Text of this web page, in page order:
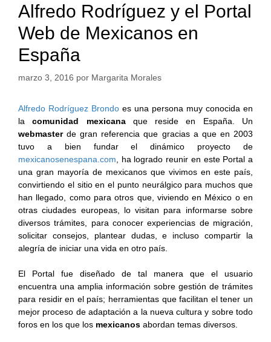
Alfredo Rodríguez y el Portal
Web de Mexicanos en
España
marzo 3, 2016 por Margarita Morales
Alfredo Rodríguez Brondo es una persona muy conocida en
lacomunidad mexicanaque reside en España. Un
webmasterde gran referencia que gracias a que en 2003
tuvo a bien fundar el dinámico proyecto de
mexicanosenespana.com , ha logrado reunir en este Portal a
una gran mayoría de mexicanos que vivimos en este país,
convirtiendo el sitio en el punto neurálgico para muchos que
han llegado, como para otros que, viviendo en México o en
otras ciudades europeas, lo visitan para informarse sobre
diversos trámites, para conocer experiencias de migración,
solicitar consejos, plantear dudas, e incluso compartir la
alegría de iniciar una vida en otro país.
El Portal fue diseñado de tal manera que el usuario
encuentra una amplia información sobre gestión de trámites
para residir en el país; herramientas que facilitan el tener un
mejor proceso de adaptación a la nueva cultura y sobre todo
foros en los que los mexicanos abordan temas diversos.